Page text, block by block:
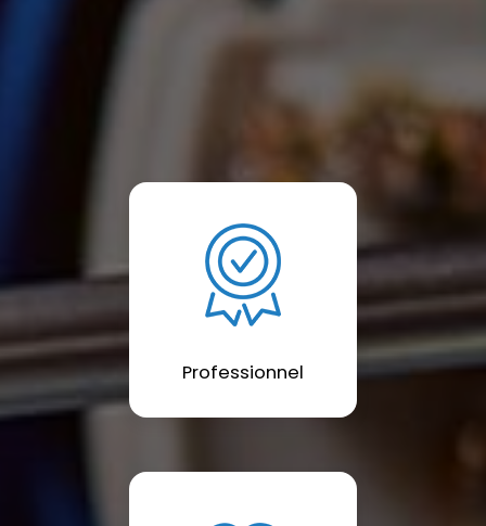
Professionnel